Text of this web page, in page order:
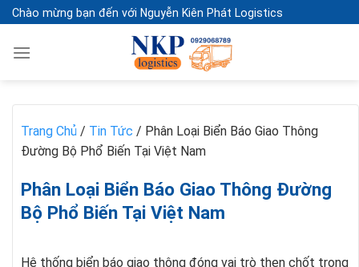
Skip
to
content
Chào mừng bạn đến với Nguyễn Kiên Phát Logistics
Trang Chủ / Tin Tức / Phân Loại Biển Báo Giao Thông
Đường Bộ Phổ Biến Tại Việt Nam
Phân Loại Biển Báo Giao Thông Đường
Bộ Phổ Biến Tại Việt Nam
Hệ thống biển báo giao thông đóng vai trò then chốt trong